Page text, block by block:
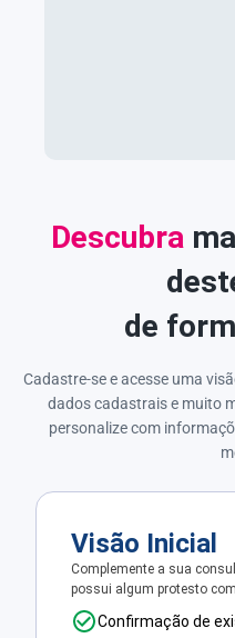
Descubra
de
Cadastre-se e acesse uma
dados cadastrais e muito
personalize com
Visão Inicial
Complemente a sua
possui algum protesto
Confirmação de